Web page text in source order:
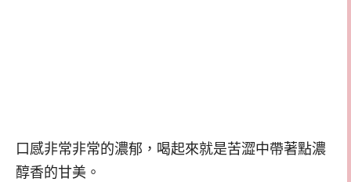
口感非常非常的濃郁，喝起來就是苦澀中帶著點濃
醇香的甘美。